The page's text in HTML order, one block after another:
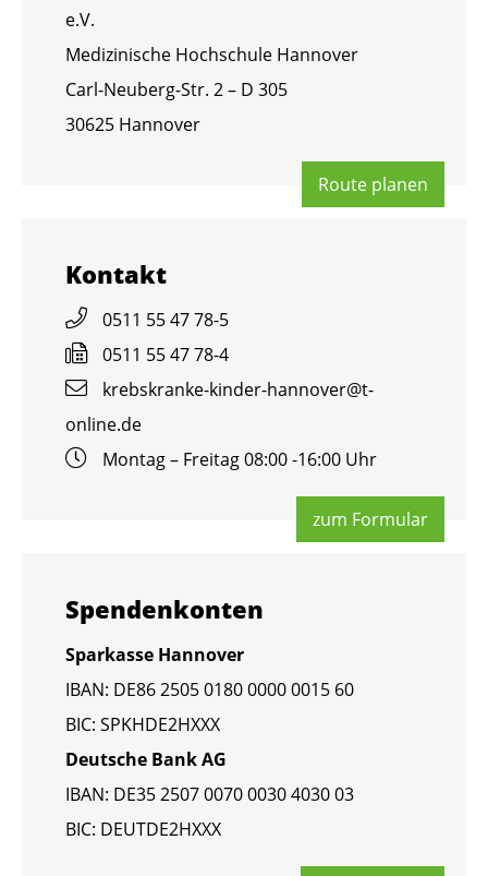
e.V.
Me­di­zi­ni­sche Hoch­schu­le Han­no­ver
Carl-Neu­berg-Str. 2 – D 305
30625 Han­no­ver
Route pla­nen
Kon­takt
0511 55 47 78-5
0511 55 47 78-4
krebs­kran­ke-kin­der-han­no­ver@​t-​
online.​de
Mon­tag – Frei­tag 08:00 -16:00 Uhr
zum For­mu­lar
Spen­den­kon­ten
Spar­kas­se Han­no­ver
IBAN: DE86 2505 0180 0000 0015 60
BIC: SPKHDE2HXXX
Deut­sche Bank AG
IBAN: DE35 2507 0070 0030 4030 03
BIC: DEUT­DE2HXXX